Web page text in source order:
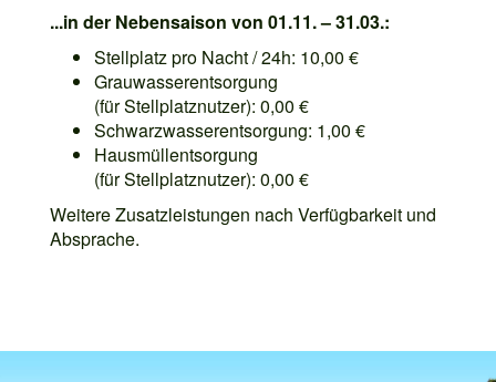
...in der Nebensaison von 01.11. – 31.03.:
Stellplatz pro Nacht / 24h: 10,00 €
Grauwasserentsorgung
(für Stellplatznutzer): 0,00 €
Schwarzwasserentsorgung: 1,00 €
Hausmüllentsorgung
(für Stellplatznutzer): 0,00 €
Weitere Zusatzleistungen nach Verfügbarkeit und
Absprache.